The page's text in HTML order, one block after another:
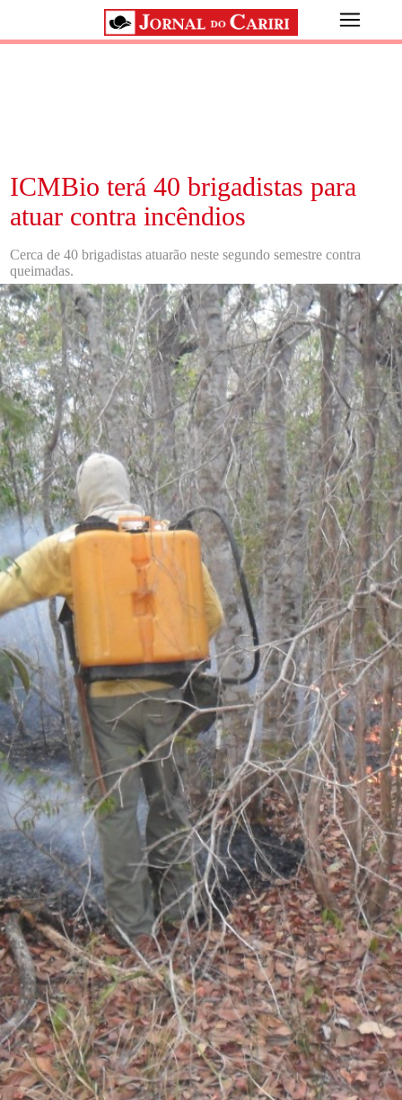
ICMBio terá 40 brigadistas para
atuar contra incêndios
Cerca de 40 brigadistas atuarão neste segundo semestre contra
queimadas.